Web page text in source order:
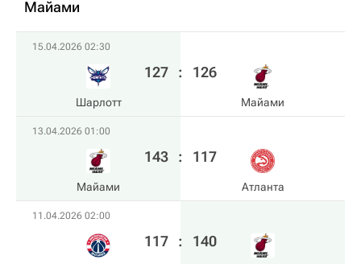
Майами
15.04.2026 02:30
Шарлотт
127 : 126
Майами
13.04.2026 01:00
Майами
143 : 117
Атланта
11.04.2026 02:00
117 : 140